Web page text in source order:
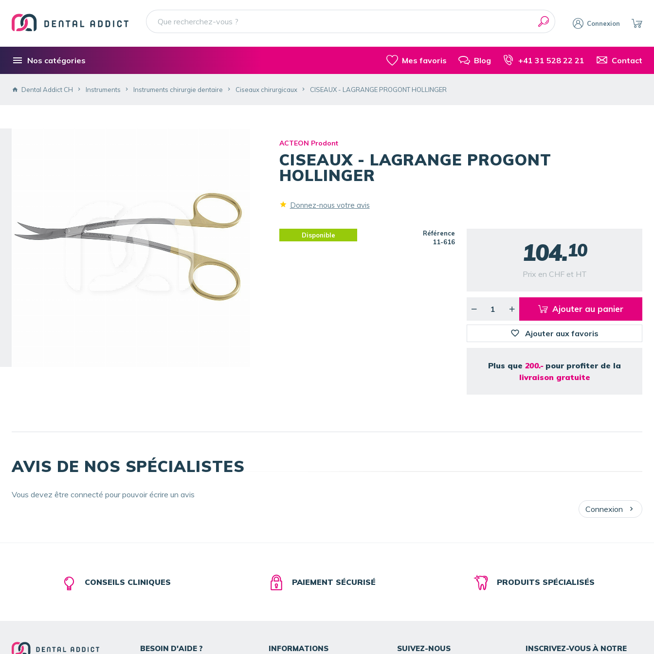
Connexion
Nos catégories Mes favoris Blog Contact
+41 31 528 22 21
Dental Addict CH Instruments Instruments chirurgie dentaire Ciseaux chirurgicaux CISEAUX - LAGRANGE PROGONT HOLLINGER
ACTEON Prodont
CISEAUX - LAGRANGE PROGONT
HOLLINGER
Donnez-nous votre avis
104.10
Prix en CHF et HT
Disponible
Référence
11-616
Ajouter au panier
Ajouter aux favoris
Plus que200.-pour profiter de la
livraison gratuite
AVIS DE NOS SPÉCIALISTES
Vous devez être connecté pour pouvoir écrire un avis
Connexion
CONSEILS CLINIQUES PAIEMENT SÉCURISÉ PRODUITS SPÉCIALISÉS
BESOIN D'AIDE ? INFORMATIONS SUIVEZ-NOUS
INSCRIVEZ-VOUS À NOTRE